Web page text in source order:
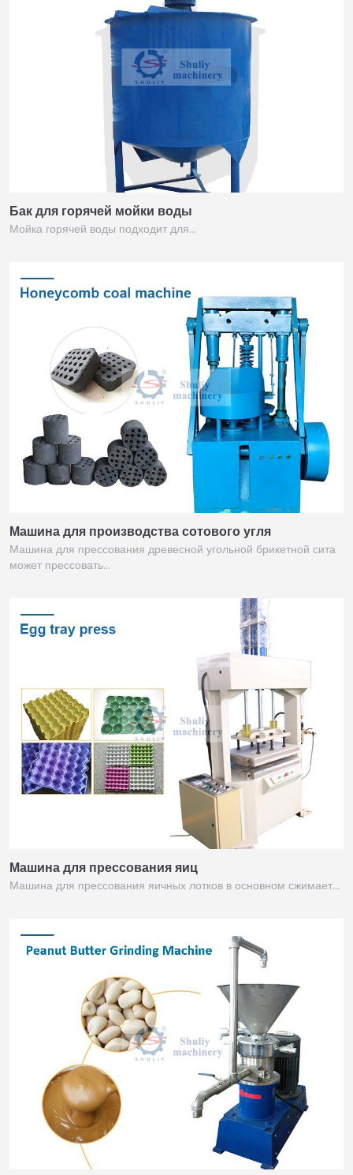
Бак для горячей мойки воды
Мойка горячей воды подходит для…
Машина для производства сотового угля
Машина для прессования древесной угольной брикетной сита
может прессовать…
Машина для прессования яиц
Машина для прессования яичных лотков в основном сжимает…